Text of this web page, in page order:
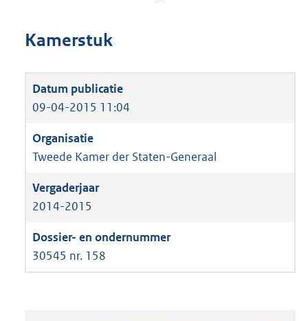
Kamerstuk
09-04-2015 11:04
Tweede Kamer der Staten-Generaal
2014-2015
30545 nr. 158